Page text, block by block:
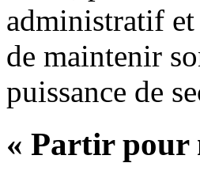
administratif
de maintenir
puissance de
« Partir pour